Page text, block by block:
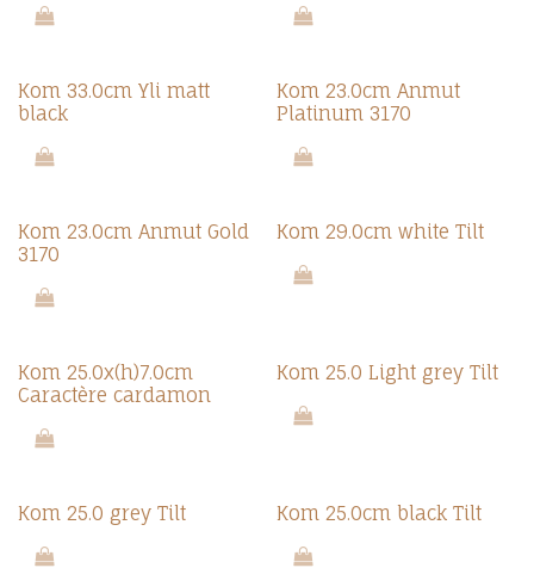
Kom 33.0cm Yli matt
black
Kom 23.0cm Anmut
Platinum 3170
Kom 23.0cm Anmut Gold
3170
Kom 29.0cm white Tilt
Kom 25.0x(h)7.0cm
Caractère cardamon
Kom 25.0 Light grey Tilt
Kom 25.0 grey Tilt Kom 25.0cm black Tilt